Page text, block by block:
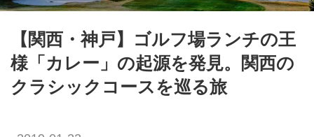
【関西・神戸】ゴルフ場ランチの王
様「カレー」の起源を発見。関西の
クラシックコースを巡る旅